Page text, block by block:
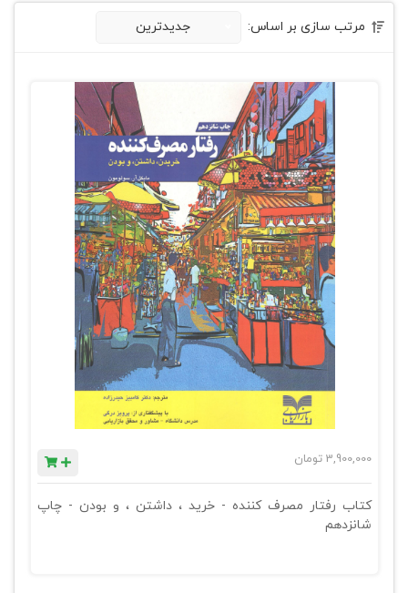
مرتب سازی بر اساس: جدیدترین
3,900,000 تومان
کتاب رفتار مصرف کننده - خرید ، داشتن ، و بودن - چاپ
شانزدهم